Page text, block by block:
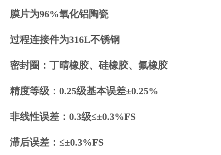
膜片为96%氧化铝陶瓷
过程连接件为316L不锈钢
密封圈：丁晴橡胶、硅橡胶、氟橡胶
精度等级：0.25级基本误差±0.25%
非线性误差：0.3级≤±0.3%FS
滞后误差：≤±0.3%FS